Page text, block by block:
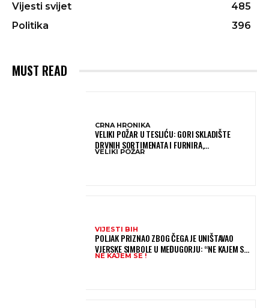
Vijesti svijet
485
Politika
396
MUST READ
CRNA HRONIKA
VELIKI POŽAR U TESLIĆU: GORI SKLADIŠTE
DRVNIH SORTIMENATA I FURNIRA,
VATROGASCIMA STIŽE POMOĆ IZ VIŠE GRADOVA
VELIKI POŽAR
VIJESTI BIH
POLJAK PRIZNAO ZBOG ČEGA JE UNIŠTAVAO
VJERSKE SIMBOLE U MEĐUGORJU: “NE KAJEM SE I
PONOVIO BIH SVE”
NE KAJEM SE !